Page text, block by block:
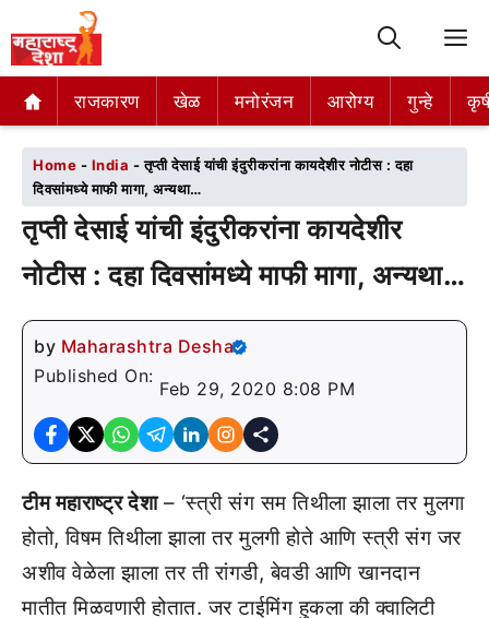
राजकारण खेळ मनोरंजन आरोग्य गुन्हे
राजकारण खेळ मनोरंजन आरोग्य गुन्हे
Home - India -तृप्ती देसाई यांची इंदुरीकरांना कायदेशीर नोटीस : दहा
दिवसांमध्ये माफी मागा, अन्यथा…
तृप्ती देसाई यांची इंदुरीकरांना कायदेशीर
नोटीस : दहा दिवसांमध्ये माफी मागा, अन्यथा…
by Maharashtra Desha
Published On:
Feb 29, 2020 8:08 PM
टीम महाराष्ट्र देशा– ‘स्त्री संग सम तिथीला झाला तर मुलगा
होतो, विषम तिथीला झाला तर मुलगी होते आणि स्त्री संग जर
अशीव वेळेला झाला तर ती रांगडी, बेवडी आणि खानदान
मातीत मिळवणारी होतात. जर टाईमिंग हुकला की क्वालिटी